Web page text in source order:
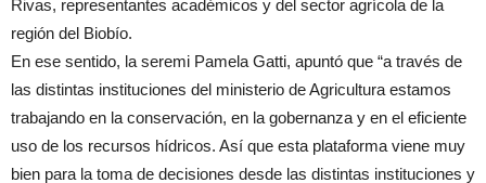
Rivas, representantes académicos y del sector agrícola de la
región del Biobío.
En ese sentido, la seremi Pamela Gatti, apuntó que “a través de
las distintas instituciones del ministerio de Agricultura estamos
trabajando en la conservación, en la gobernanza y en el eficiente
uso de los recursos hídricos. Así que esta plataforma viene muy
bien para la toma de decisiones desde las distintas instituciones y